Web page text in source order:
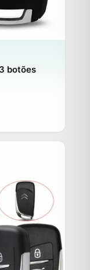
botões